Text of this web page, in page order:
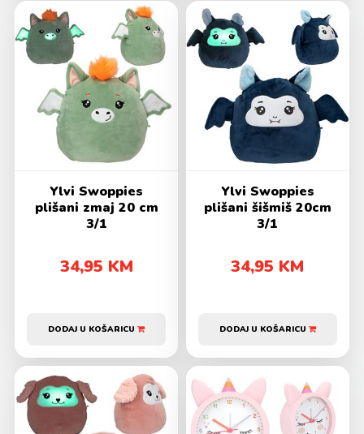
Ylvi Swoppies
plišani zmaj 20 cm
3/1
34,95 KM
DODAJ U KOŠARICU
Ylvi Swoppies
plišani šišmiš 20cm
3/1
34,95 KM
DODAJ U KOŠARICU